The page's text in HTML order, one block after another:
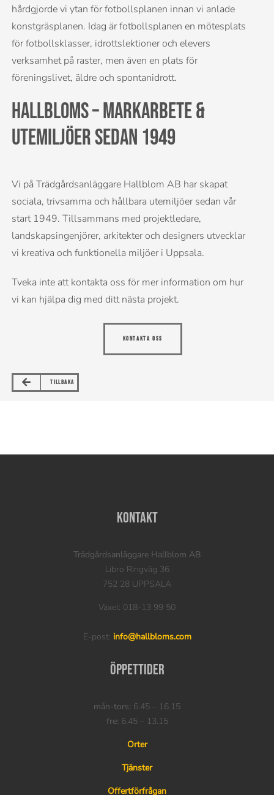
hårdgjorde vi ytan för fotbollsplanen innan vi anlade
konstgräsplanen. Idag är fotbollsplanen en mötesplats
för fotbollsklasser, idrottslektioner och elevers
verksamhet på raster, men även en plats för
föreningslivet, äldre och spontanidrott.
Hallbloms – markarbete &
utemiljöer sedan 1949
Vi på Trädgårdsanläggare Hallblom AB har skapat
sociala, trivsamma och hållbara utemiljöer sedan vår
start 1949. Tillsammans med projektledare,
landskapsingenjörer, arkitekter och designers utvecklar
vi kreativa och funktionella miljöer i Uppsala.
Tveka inte att kontakta oss för mer information om hur
vi kan hjälpa dig med ditt nästa projekt.
KONTAKTA OSS
TILLBAKA
Kontakt
Trädgårdsanläggare Hallblom AB
Libro Ringväg 36
752 28 UPPSALA
Växel: 018-13 99 50
E-post: info@hallbloms.com
Öppettider
mån-tors: 6.45 – 16.15
fre: 6.45 – 13.15
Orter
Tjänster
Offertförfrågan